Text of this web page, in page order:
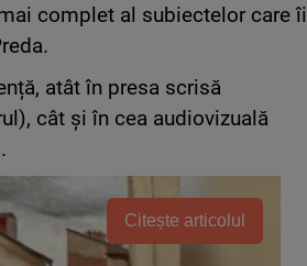
complet al subiectelor care îi
atât în presa scrisă
cât și în cea audiovizuală
Citește articolul